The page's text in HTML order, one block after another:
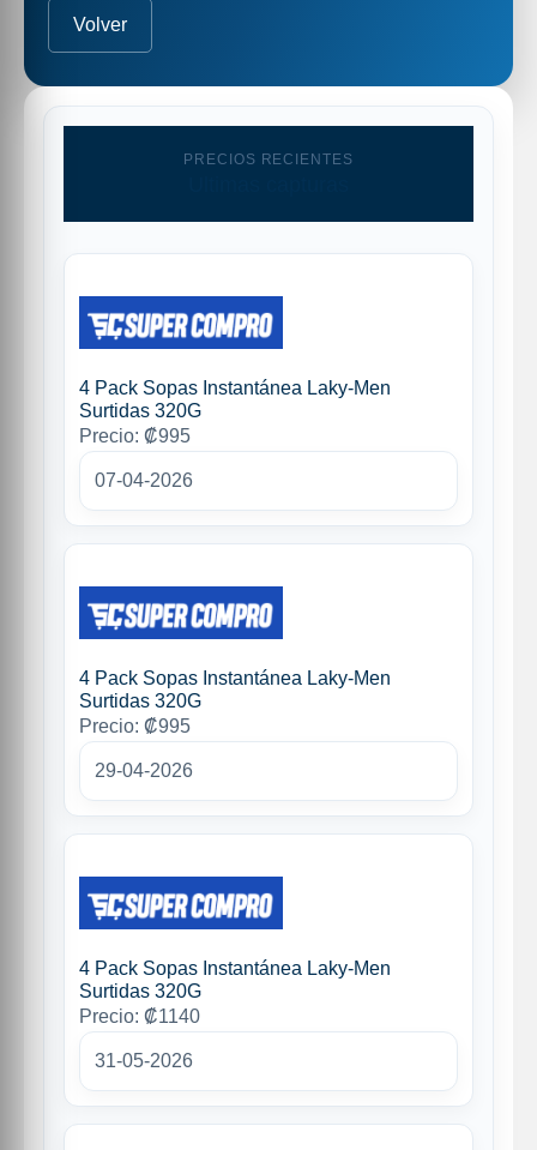
Volver
PRECIOS RECIENTES
4 Pack Sopas Instantánea Laky-Men
Surtidas 320G
Precio: ₡995
07-04-2026
4 Pack Sopas Instantánea Laky-Men
Surtidas 320G
Precio: ₡995
29-04-2026
4 Pack Sopas Instantánea Laky-Men
Surtidas 320G
Precio: ₡1140
31-05-2026